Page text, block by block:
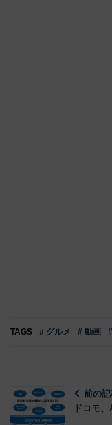
TAGS # グルメ # 動画
前の
ドコモ